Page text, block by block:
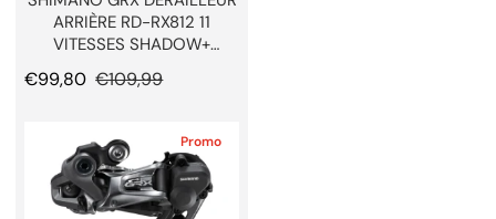
ARRIÈRE RD-RX812 11
VITESSES SHADOW+
Prix promotionnel
€99,80 Prix normal
€109,99
Promo